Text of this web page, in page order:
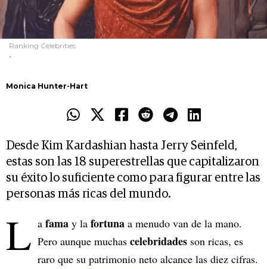
Ranking Celebrities
.
Monica Hunter-Hart
Desde Kim Kardashian hasta Jerry Seinfeld,
estas son las 18 superestrellas que capitalizaron
su éxito lo suficiente como para figurar entre las
personas más ricas del mundo.
L a fama y la fortuna a menudo van de la mano.
Pero aunque muchas celebridades son ricas, es
raro que su patrimonio neto alcance las diez cifras.